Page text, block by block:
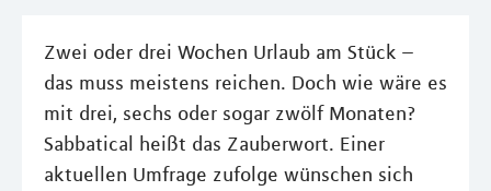
Zwei oder drei Wochen Urlaub am Stück –
das muss meistens reichen. Doch wie wäre es
mit drei, sechs oder sogar zwölf Monaten?
Sabbatical heißt das Zauberwort. Einer
aktuellen Umfrage zufolge wünschen sich